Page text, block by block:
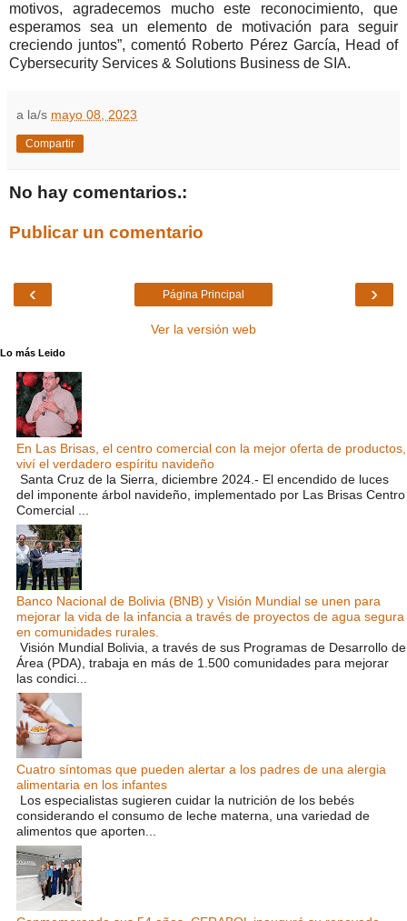
motivos, agradecemos mucho este reconocimiento, que
esperamos sea un elemento de motivación para seguir
creciendo juntos”, comentó Roberto Pérez García, Head of
Cybersecurity Services & Solutions Business de SIA.
a la/s mayo 08, 2023
Compartir
No hay comentarios.:
Publicar un comentario
‹ ›
Página Principal
Ver la versión web
Lo más Leido
En Las Brisas, el centro comercial con la mejor oferta de productos,
viví el verdadero espíritu navideño
Santa Cruz de la Sierra, diciembre 2024.- El encendido de luces
del imponente árbol navideño, implementado por Las Brisas Centro
Comercial ...
Banco Nacional de Bolivia (BNB) y Visión Mundial se unen para
mejorar la vida de la infancia a través de proyectos de agua segura
en comunidades rurales.
Visión Mundial Bolivia, a través de sus Programas de Desarrollo de
Área (PDA), trabaja en más de 1.500 comunidades para mejorar
las condici...
Cuatro síntomas que pueden alertar a los padres de una alergia
alimentaria en los infantes
Los especialistas sugieren cuidar la nutrición de los bebés
considerando el consumo de leche materna, una variedad de
alimentos que aporten...